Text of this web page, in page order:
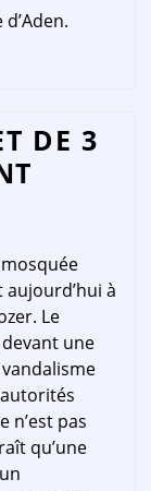
DE 3
aujourd’hui à
Le
une
n’est pas
qu’une